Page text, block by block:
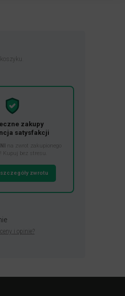
zakupy
satysfakcji
na zwrot zakupionego
Kupuj bez stresu.
zwrotu
i opinie?